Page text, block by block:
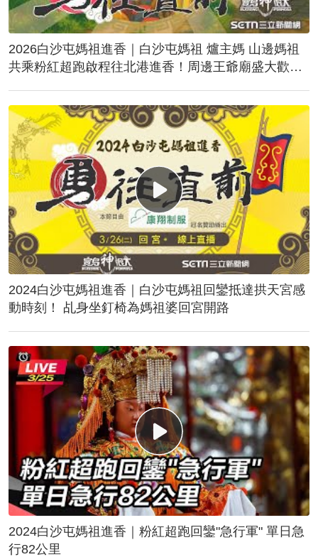
2026白沙屯媽祖進香｜白沙屯媽祖 爐主媽 山邊媽祖
共乘粉紅超跑啟程往北港進香！周邊王爺廟盛大歡
2024白沙屯媽祖進香｜白沙屯媽祖回鑾抵達拱天宮感
動時刻！ 乩身坐釘椅為媽祖婆回宮開路
2024白沙屯媽祖進香｜粉紅超跑回鑾"急行軍" 單日急
行82公里